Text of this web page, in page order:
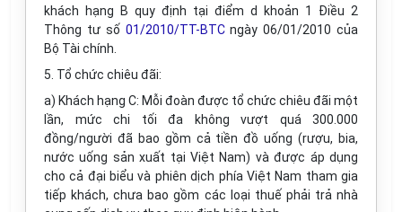
khách hạng B quy định tại điểm d khoản 1 Điều 2
Thông tư số 01/2010/TT-BTCngày 06/01/2010 của
Bộ Tài chính.
5. Tổ chức chiêu đãi:
a) Khách hạng C: Mỗi đoàn được tổ chức chiêu đãi một
lần, mức chi tối đa không vượt quá 300.000
đồng/người đã bao gồm cả tiền đồ uống (rượu, bia,
nước uống sản xuất tại Việt Nam) và được áp dụng
cho cả đại biểu và phiên dịch phía Việt Nam tham gia
tiếp khách, chưa bao gồm các loại thuế phải trả nhà